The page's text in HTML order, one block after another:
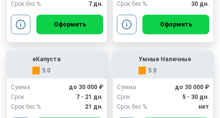
Срок без %
7 дн.
Оформить
Срок без %
30 дн.
Оформить
еКапуста
5.0
Сумма
до 30 000 ₽
Срок
7 - 21 дн.
Срок без %
21 дн.
Умные Наличные
5.0
Сумма
до 30 000 ₽
Срок
5 - 30 дн.
Срок без %
нет